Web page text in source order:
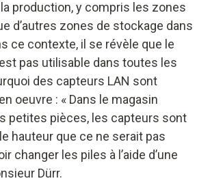
production, y compris les zones
d’autres zones de stockage dans
ce contexte, il se révèle que le
pas utilisable dans toutes les
des capteurs LAN sont
oeuvre : « Dans le magasin
petites pièces, les capteurs sont
hauteur que ce ne serait pas
changer les piles à l’aide d’une
Dürr.